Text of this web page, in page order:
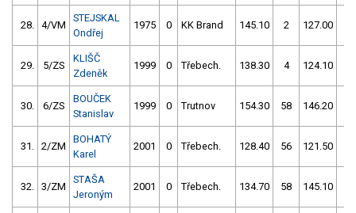
28. 4/VM
STEJSKAL
Ondřej
1975 0 KK Brand 145.10 2 127.00
29. 5/ZS
KLIŠČ
Zdeněk
1999 0 Třebech. 138.30 4 124.10
30. 6/ZS
BOUČEK
Stanislav
1999 0 Trutnov 154.30 58 146.20
31. 2/ZM
BOHATÝ
Karel
2001 0 Třebech. 128.40 56 121.50
32. 3/ZM
STAŠA
Jeroným
2001 0 Třebech. 134.70 58 145.10